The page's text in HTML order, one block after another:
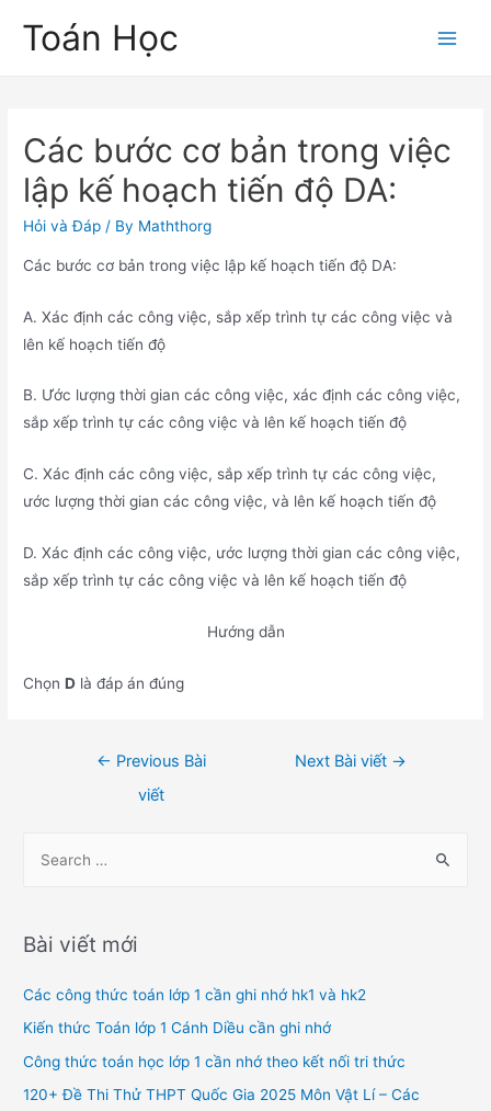
Toán Học
Các bước cơ bản trong việc
lập kế hoạch tiến độ DA:
Hỏi và Đáp / By Maththorg
Các bước cơ bản trong việc lập kế hoạch tiến độ DA:
A. Xác định các công việc, sắp xếp trình tự các công việc và
lên kế hoạch tiến độ
B. Ước lượng thời gian các công việc, xác định các công việc,
sắp xếp trình tự các công việc và lên kế hoạch tiến độ
C. Xác định các công việc, sắp xếp trình tự các công việc,
ước lượng thời gian các công việc, và lên kế hoạch tiến độ
D. Xác định các công việc, ước lượng thời gian các công việc,
sắp xếp trình tự các công việc và lên kế hoạch tiến độ
Hướng dẫn
ChọnD là đáp án đúng
← Previous Bài
viết
Next Bài viết →
r
h
f
o
Bài viết mới
Các công thức toán lớp 1 cần ghi nhớ hk1 và hk2
Kiến thức Toán lớp 1 Cánh Diều cần ghi nhớ
Công thức toán học lớp 1 cần nhớ theo kết nối tri thức
120+ Đề Thi Thử THPT Quốc Gia 2025 Môn Vật Lí – Các